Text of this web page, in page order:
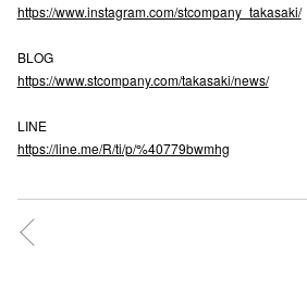
https://www.instagram.com/stcompany_takasaki/
BLOG
https://www.stcompany.com/takasaki/news/
LINE
https://line.me/R/ti/p/%40779bwmhg